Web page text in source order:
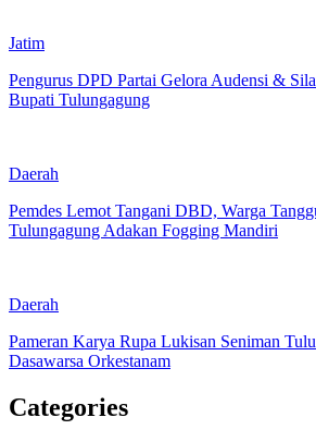
Jatim
Pengurus DPD Partai Gelora Audensi &
Bupati Tulungagung
Daerah
Pemdes Lemot Tangani DBD, Warga
Tulungagung Adakan Fogging Mandiri
Daerah
Pameran Karya Rupa Lukisan Seniman
Dasawarsa Orkestanam
Categories